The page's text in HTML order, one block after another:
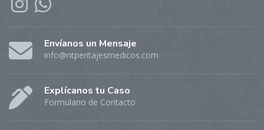
Envíanos un Mensaje
info@ntperitajesmedicos.com
Explícanos tu Caso
Formulario de Contacto